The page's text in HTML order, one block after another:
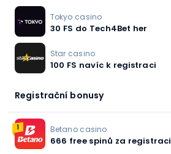
Tokyo casino
30 FS do Tech4Bet her
Star casino
100 FS navíc k registraci
Registrační bonusy
1 Betano casino
666 free spinů za registraci